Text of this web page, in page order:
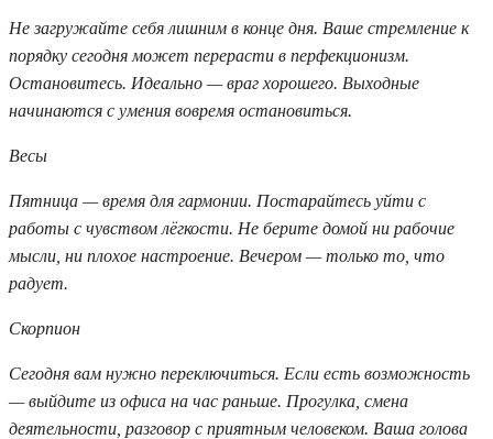
Не загружайте себя лишним в конце дня. Ваше стремление к
порядку сегодня может перерасти в перфекционизм.
Остановитесь. Идеально — враг хорошего. Выходные
начинаются с умения вовремя остановиться.
Весы
Пятница — время для гармонии. Постарайтесь уйти с
работы с чувством лёгкости. Не берите домой ни рабочие
мысли, ни плохое настроение. Вечером — только то, что
радует.
Скорпион
Сегодня вам нужно переключиться. Если есть возможность
— выйдите из офиса на час раньше. Прогулка, смена
деятельности, разговор с приятным человеком. Ваша голова